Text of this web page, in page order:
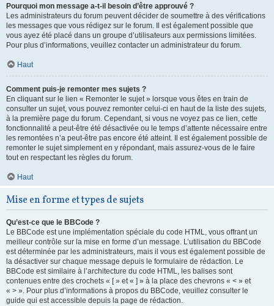
Pourquoi mon message a-t-il besoin d’être approuvé ?
Les administrateurs du forum peuvent décider de soumettre à des vérifications
les messages que vous rédigez sur le forum. Il est également possible que
vous ayez été placé dans un groupe d’utilisateurs aux permissions limitées.
Pour plus d’informations, veuillez contacter un administrateur du forum.
Haut
Comment puis-je remonter mes sujets ?
En cliquant sur le lien « Remonter le sujet » lorsque vous êtes en train de
consulter un sujet, vous pouvez remonter celui-ci en haut de la liste des sujets,
à la première page du forum. Cependant, si vous ne voyez pas ce lien, cette
fonctionnalité a peut-être été désactivée ou le temps d’attente nécessaire entre
les remontées n’a peut-être pas encore été atteint. Il est également possible de
remonter le sujet simplement en y répondant, mais assurez-vous de le faire
tout en respectant les règles du forum.
Haut
Mise en forme et types de sujets
Qu’est-ce que le BBCode ?
Le BBCode est une implémentation spéciale du code HTML, vous offrant un
meilleur contrôle sur la mise en forme d’un message. L’utilisation du BBCode
est déterminée par les administrateurs, mais il vous est également possible de
la désactiver sur chaque message depuis le formulaire de rédaction. Le
BBCode est similaire à l’architecture du code HTML, les balises sont
contenues entre des crochets « [ » et « ] » à la place des chevrons « < » et
« > ». Pour plus d’informations à propos du BBCode, veuillez consulter le
guide qui est accessible depuis la page de rédaction.